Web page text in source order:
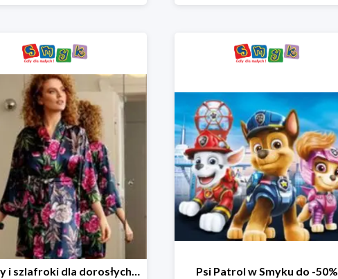
Piżamy i szlafroki dla dorosłych w Smyku do -30% Psi Patrol w Smyku do -50%